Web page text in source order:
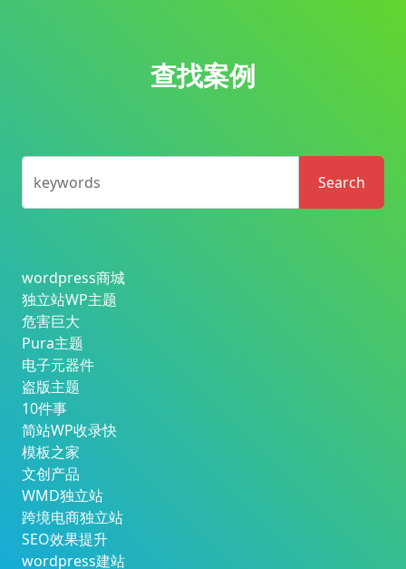
查找案例
keywords Search
wordpress商城
独立站WP主题
危害巨大
Pura主题
电子元器件
盗版主题
10件事
简站WP收录快
模板之家
文创产品
WMD独立站
跨境电商独立站
SEO效果提升
wordpress建站